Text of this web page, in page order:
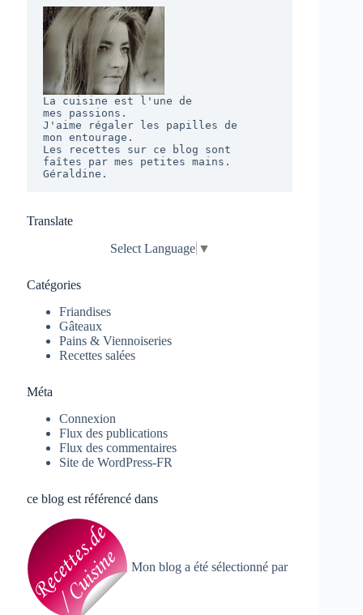
La cuisine est l'une de
mes passions.
J'aime régaler les papilles de
mon entourage.
Les recettes sur ce blog sont
faîtes par mes petites mains.
Géraldine.
Translate
Select Language ▼
Catégories
Friandises
Gâteaux
Pains & Viennoiseries
Recettes salées
Méta
Connexion
Flux des publications
Flux des commentaires
Site de WordPress-FR
ce blog est référencé dans
Mon blog a été sélectionné par